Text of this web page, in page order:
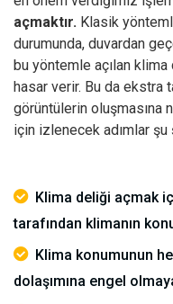
açmaktır. Klasik
durumunda, duvardan
bu yöntemle açılan
hasar verir. Bu da ekstra
görüntülerin oluşmasına
için izlenecek adımlar
Klima deliği açmak
tarafından klimanın
Klima konumunun
dolaşımına engel